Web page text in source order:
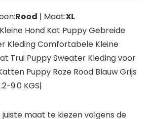
Rood | Maat:XL
Hond Kat Puppy Gebreide
Kleding Comfortabele Kleine
Trui Puppy Sweater Kleding voor
Puppy Roze Rood Blauw Grijs
9.0 KGS|
maat te kiezen volgens de